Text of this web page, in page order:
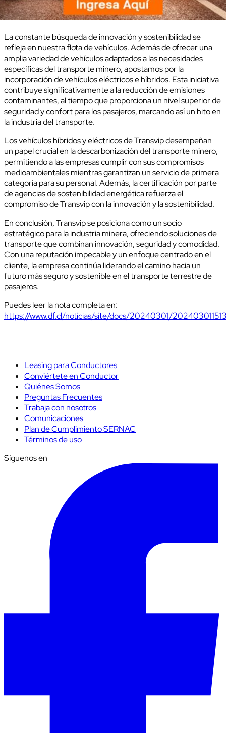
La constante búsqueda de innovación y sostenibilidad se
refleja en nuestra flota de vehículos. Además de ofrecer una
amplia variedad de vehículos adaptados a las necesidades
específicas del transporte minero, apostamos por la
incorporación de vehículos eléctricos e híbridos. Esta iniciativa
contribuye significativamente a la reducción de emisiones
contaminantes, al tiempo que proporciona un nivel superior de
seguridad y confort para los pasajeros, marcando así un hito en
la industria del transporte.
Los vehículos híbridos y eléctricos de Transvip desempeñan
un papel crucial en la descarbonización del transporte minero,
permitiendo a las empresas cumplir con sus compromisos
medioambientales mientras garantizan un servicio de primera
categoría para su personal. Además, la certificación por parte
de agencias de sostenibilidad energética refuerza el
compromiso de Transvip con la innovación y la sostenibilidad.
En conclusión, Transvip se posiciona como un socio
estratégico para la industria minera, ofreciendo soluciones de
transporte que combinan innovación, seguridad y comodidad.
Con una reputación impecable y un enfoque centrado en el
cliente, la empresa continúa liderando el camino hacia un
futuro más seguro y sostenible en el transporte terrestre de
pasajeros.
Puedes leer la nota completa en:
https://www.df.cl/noticias/site/docs/20240301/
Leasing para Conductores
Conviértete en Conductor
Quiénes Somos
Preguntas Frecuentes
Trabaja con nosotros
Comunicaciones
Plan de Cumplimiento SERNAC
Términos de uso
Síguenos en